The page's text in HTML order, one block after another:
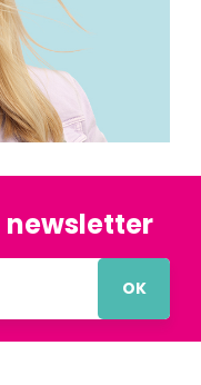
newsletter
OK